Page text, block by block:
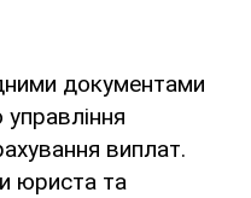
документами
виплат.
юриста та